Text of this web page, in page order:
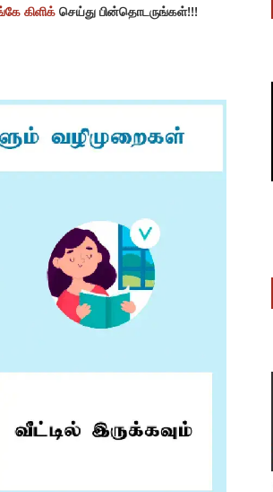
கிளிக் செய்து பின்தொடருங்கள்!!!